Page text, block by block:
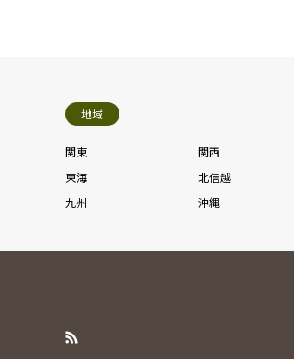
地域
関東 関西
東海
北信越
九州
沖縄